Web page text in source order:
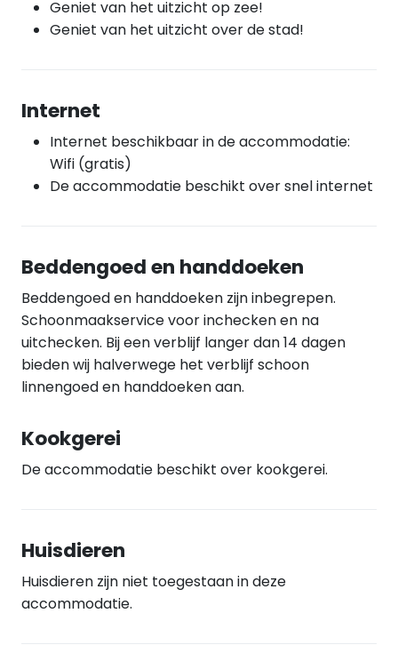
Geniet van het uitzicht op zee!
Geniet van het uitzicht over de stad!
Internet
Internet beschikbaar in de accommodatie:
Wifi (gratis)
De accommodatie beschikt over snel internet
Beddengoed en handdoeken
Beddengoed en handdoeken zijn inbegrepen.
Schoonmaakservice voor inchecken en na
uitchecken. Bij een verblijf langer dan 14 dagen
bieden wij halverwege het verblijf schoon
linnengoed en handdoeken aan.
Kookgerei
De accommodatie beschikt over kookgerei.
Huisdieren
Huisdieren zijn niet toegestaan in deze
accommodatie.